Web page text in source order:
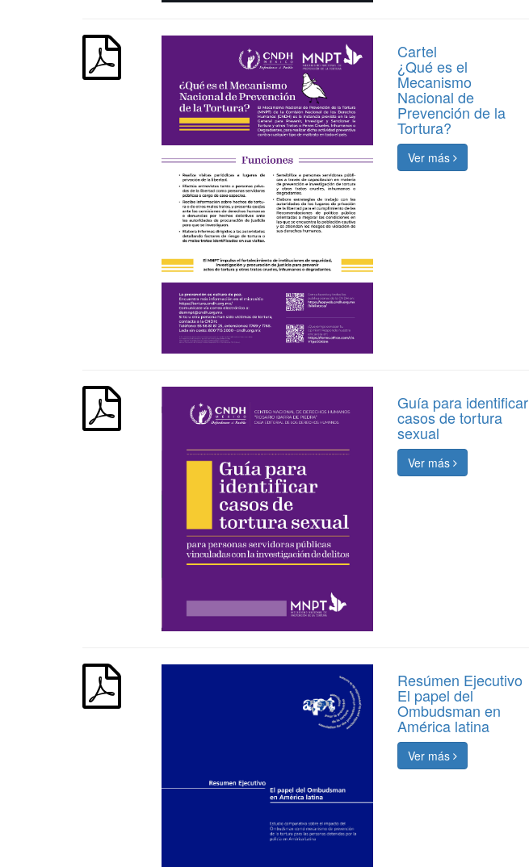
Cartel
¿Qué es el
Mecanismo
Nacional de
Prevención de la
Tortura?
Ver más
Guía para identificar
casos de tortura
sexual
Ver más
Resúmen Ejecutivo
El papel del
Ombudsman en
América latina
Ver más